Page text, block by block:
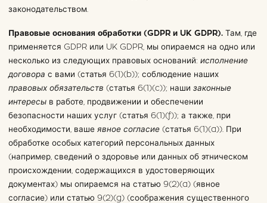
законодательством.
Правовые основания обработки (GDPR и UK GDPR).Там, где
применяется GDPR или UK GDPR, мы опираемся на одно или
несколько из следующих правовых оснований: исполнение
договора с вами (статья 6(1)(b)); соблюдение наших
правовых обязательств (статья 6(1)(c)); наши законные
интересыв работе, продвижении и обеспечении
безопасности наших услуг (статья 6(1)(f)); а также, при
необходимости, ваше явное согласие(статья 6(1)(a)). При
обработке особых категорий персональных данных
(например, сведений о здоровье или данных об этническом
происхождении, содержащихся в удостоверяющих
документах) мы опираемся на статью 9(2)(a) (явное
согласие) или статью 9(2)(g) (соображения существенного